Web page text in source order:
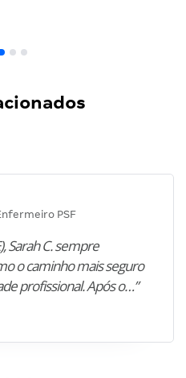
PSF
Sarah C. sempre
o caminho mais seguro
profissional. Após o…”